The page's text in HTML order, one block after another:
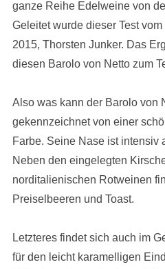
ganze Reihe Edelweine von
Geleitet wurde dieser Test
2015, Thorsten Junker. Das
diesen Barolo von Netto zum
Also was kann der Barolo von
gekennzeichnet von einer
Farbe. Seine Nase ist intensiv
Neben den eingelegten
norditalienischen Rotweinen
Preiselbeeren und Toast.
Letzteres findet sich auch im
für den leicht karamelligen